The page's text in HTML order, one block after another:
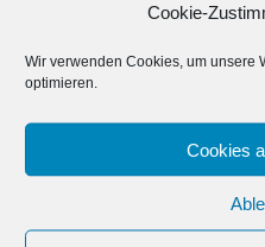
Cookie-
Wir verwenden Cookies, um unsere
optimieren.
Cookies
WVW auf der